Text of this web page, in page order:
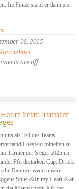
Im Finale stand er dann am
08, 2025
are off
beim Turnier
uns als Teil des Teams
Coesfeld mitreiten zu
Turnier der Sieger 2025 im
Pferdestärken Cup. Drückt
die Daumen wenn unsere
Stute 🐴In my Heart 🐴an